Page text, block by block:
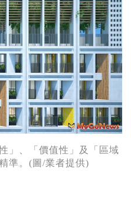
」、「價值性」及「區域
準。(圖/業者提供)